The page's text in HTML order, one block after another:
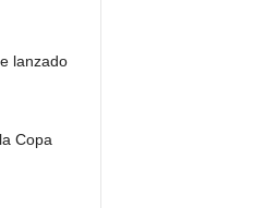
lanzado
Copa